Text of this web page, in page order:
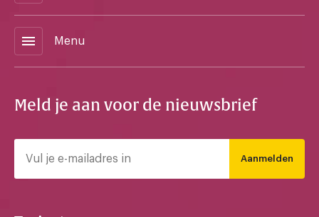
menu Menu
Meld je aan voor de nieuwsbrief
Aanmelden